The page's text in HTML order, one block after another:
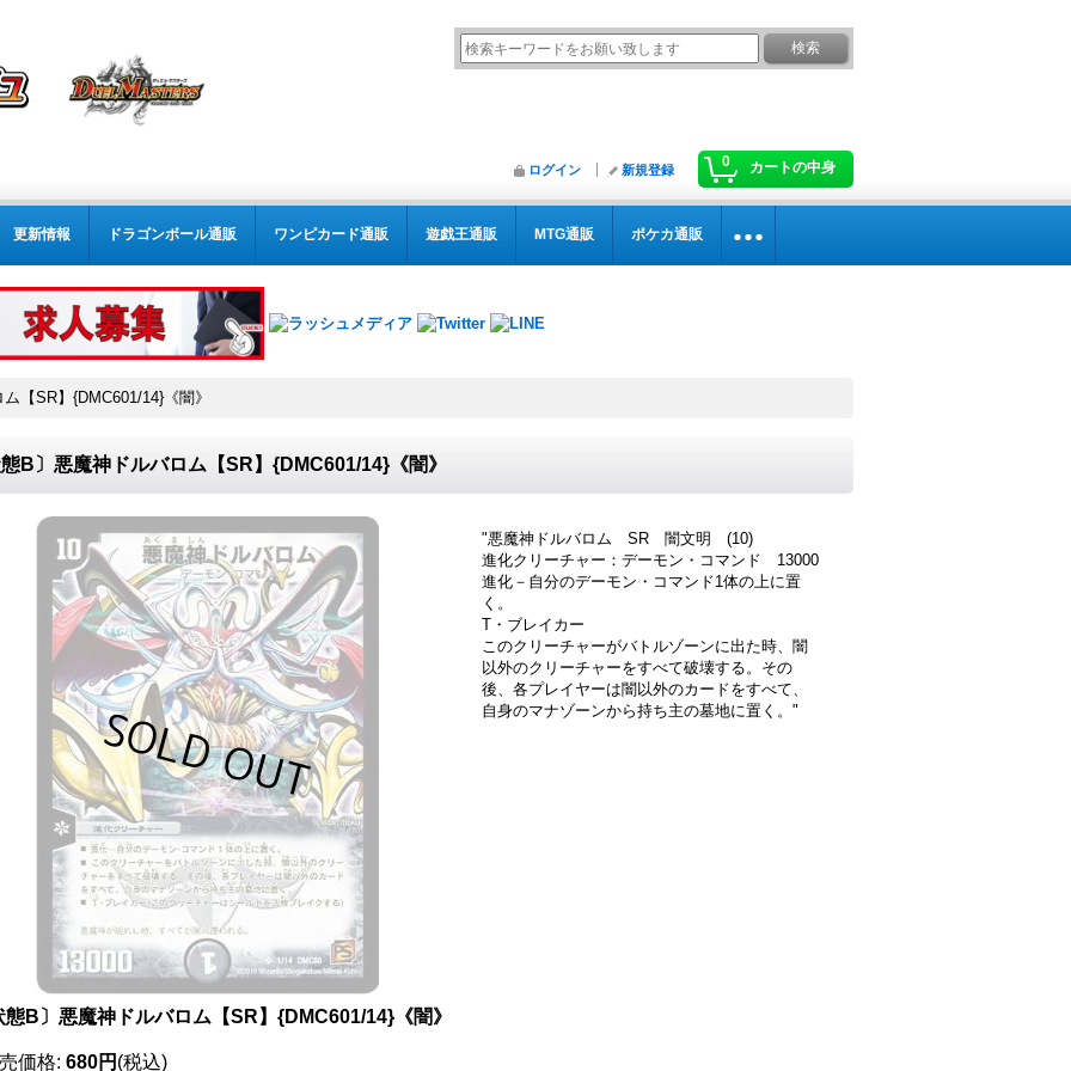
0 カートの中身
ログイン 新規登録
更新情報 ドラゴンボール通販 ワンピカード通販 遊戯王通販 MTG通販 ポケカ通販
【SR】{DMC601/14}《闇》
B〕悪魔神ドルバロム【SR】{DMC601/14}《闇》
"悪魔神ドルバロム SR 闇文明 (10)
進化クリーチャー：デーモン・コマンド 13000
進化－自分のデーモン・コマンド1体の上に置
く。
T・ブレイカー
このクリーチャーがバトルゾーンに出た時、闇
以外のクリーチャーをすべて破壊する。その
後、各プレイヤーは闇以外のカードをすべて、
自身のマナゾーンから持ち主の墓地に置く。"
態B〕悪魔神ドルバロム【SR】{DMC601/14}《闇》
価格: 680円 (税込)